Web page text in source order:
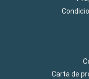
Carta de